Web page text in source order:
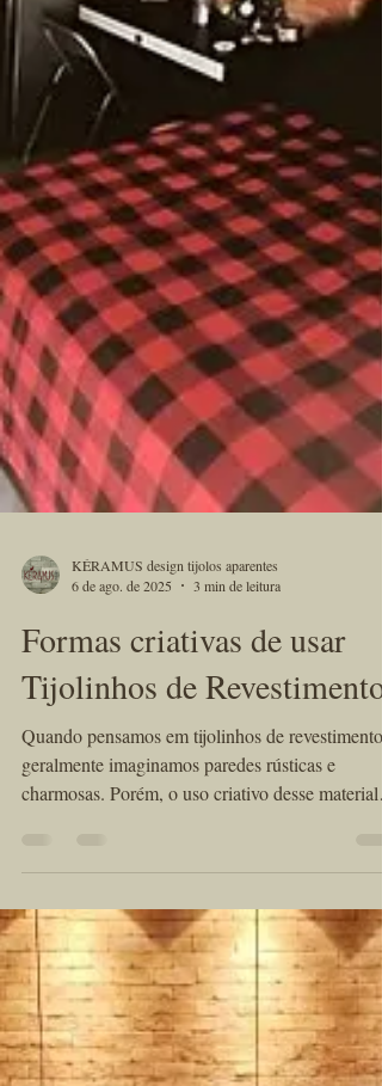
KÉRAMUS design tijolos aparentes
Formas criativas de usar
Tijolinhos de Revestimento!
Quando pensamos em tijolinhos de revestimento,
geralmente imaginamos paredes rústicas e
charmosas. Porém, o uso criativo desse material
artesanal vai muito além do convencional. O
tijolinho de revestimento, especialmente quando